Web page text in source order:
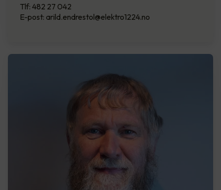
Tlf: 482 27 042
E-post: arild.endrestol@elektro1224.no